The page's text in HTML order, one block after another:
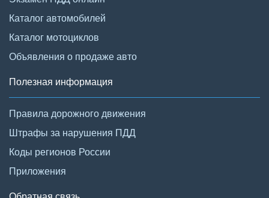
Каталог автомобилей
Каталог мотоциклов
Объявления о продаже авто
Полезная информация
Правила дорожного движения
Штрафы за нарушения ПДД
Коды регионов России
Приложения